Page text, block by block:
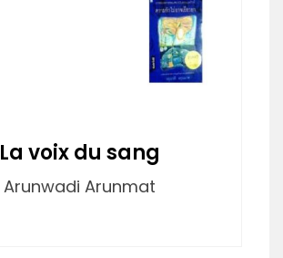
La voix du sang
Arunwadi Arunmat